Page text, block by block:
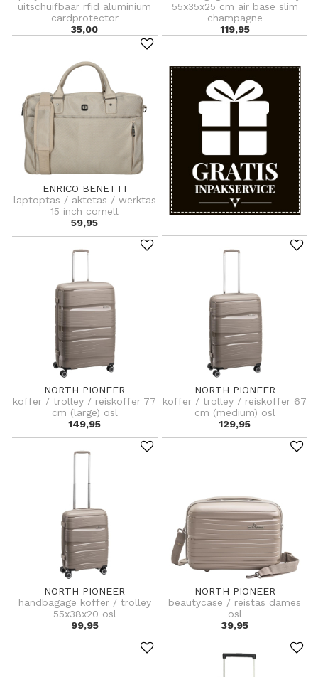
uitschuifbaar rfid aluminium
cardprotector
35,00
55x35x25 cm air base slim
champagne
119,95
ENRICO BENETTI
laptoptas / aktetas / werktas
15 inch cornell
59,95
NORTH PIONEER
koffer / trolley / reiskoffer 77
cm (large) osl
149,95
NORTH PIONEER
koffer / trolley / reiskoffer 67
cm (medium) osl
129,95
NORTH PIONEER
handbagage koffer / trolley
55x38x20 osl
99,95
NORTH PIONEER
beautycase / reistas dames
osl
39,95